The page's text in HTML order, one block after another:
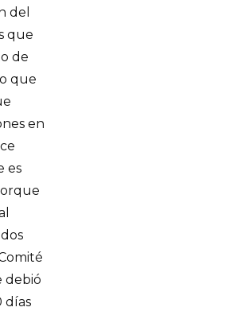
del
que
de
que
en
es
debió
días